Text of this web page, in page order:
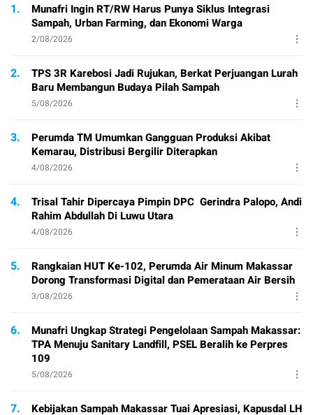
1.
Munafri Ingin RT/RW Harus Punya Siklus Integrasi
Sampah, Urban Farming, dan Ekonomi Warga
2/08/2026
2.
TPS 3R Karebosi Jadi Rujukan, Berkat Perjuangan Lurah
Baru Membangun Budaya Pilah Sampah
5/08/2026
3.
Perumda TM Umumkan Gangguan Produksi Akibat
Kemarau, Distribusi Bergilir Diterapkan
4/08/2026
4.
Trisal Tahir Dipercaya Pimpin DPC Gerindra Palopo, Andi
Rahim Abdullah Di Luwu Utara
4/08/2026
5.
Rangkaian HUT Ke-102, Perumda Air Minum Makassar
Dorong Transformasi Digital dan Pemerataan Air Bersih
3/08/2026
6.
Munafri Ungkap Strategi Pengelolaan Sampah Makassar:
TPA Menuju Sanitary Landfill, PSEL Beralih ke Perpres
109
5/08/2026
7.
Kebijakan Sampah Makassar Tuai Apresiasi, Kapusdal LH